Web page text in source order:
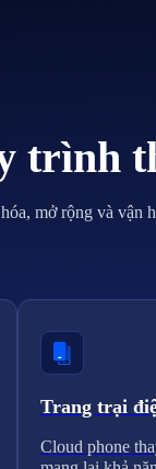
trình
mở rộng và vận
Trang trại
Cloud phone